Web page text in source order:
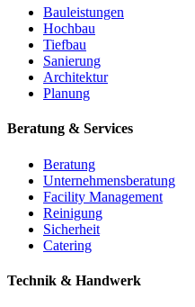
Bauleistungen
Hochbau
Tiefbau
Sanierung
Architektur
Planung
Beratung & Services
Beratung
Unternehmensberatung
Facility Management
Reinigung
Sicherheit
Catering
Technik & Handwerk